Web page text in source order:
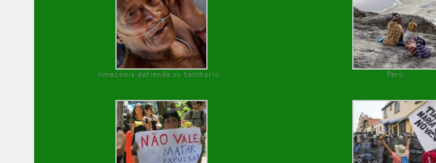
Amazonía defiende su territorio Perú